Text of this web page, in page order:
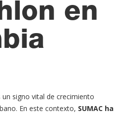
en
signo vital de crecimiento
En este contexto, SUMAC ha